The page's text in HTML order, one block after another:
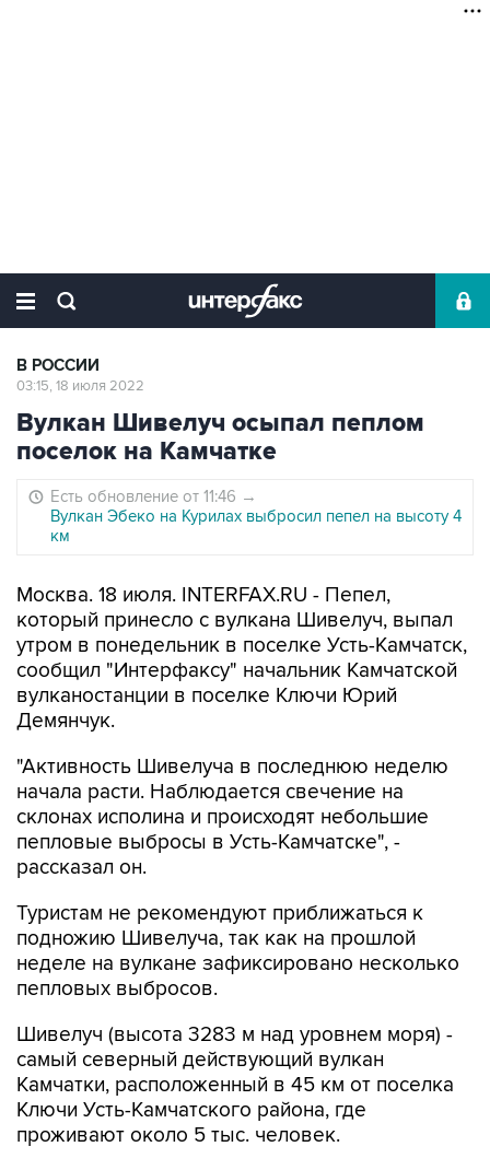
В РОССИИ
03:15, 18 июля 2022
Вулкан Шивелуч осыпал пеплом
поселок на Камчатке
Есть обновление от 11:46 →
Вулкан Эбеко на Курилах выбросил пепел на высоту 4
км
Москва. 18 июля. INTERFAX.RU - Пепел,
который принесло с вулкана Шивелуч, выпал
утром в понедельник в поселке Усть-Камчатск,
сообщил "Интерфаксу" начальник Камчатской
вулканостанции в поселке Ключи Юрий
Демянчук.
"Активность Шивелуча в последнюю неделю
начала расти. Наблюдается свечение на
склонах исполина и происходят небольшие
пепловые выбросы в Усть-Камчатске", -
рассказал он.
Туристам не рекомендуют приближаться к
подножию Шивелуча, так как на прошлой
неделе на вулкане зафиксировано несколько
пепловых выбросов.
Шивелуч (высота 3283 м над уровнем моря) -
самый северный действующий вулкан
Камчатки, расположенный в 45 км от поселка
Ключи Усть-Камчатского района, где
проживают около 5 тыс. человек.